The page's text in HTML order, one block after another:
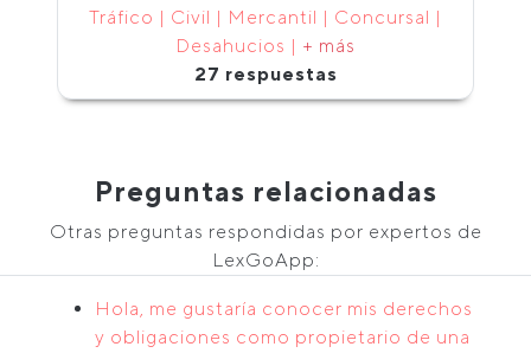
Tráfico | Civil | Mercantil | Concursal |
Desahucios | + más
27 respuestas
Preguntas relacionadas
Otras preguntas respondidas por expertos de
LexGoApp:
Hola, me gustaría conocer mis derechos
y obligaciones como propietario de una